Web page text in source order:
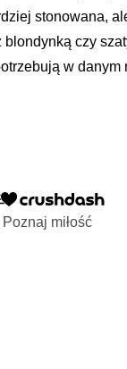
stonowana,
czy
w danym
Poznaj miłość